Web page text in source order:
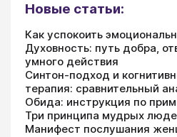
Новые статьи:
Как успокоить
Духовность: путь добра,
умного действия
Синтон-подход и
терапия: сравнительный
Обида: инструкция по
Три принципа мудрых
Манифест послушания